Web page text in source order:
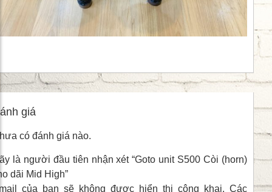
giá
có đánh giá nào.
là người đầu tiên nhận xét “Goto unit S500 Còi (horn)
dãi Mid High”
của bạn sẽ không được hiển thị công khai. Các